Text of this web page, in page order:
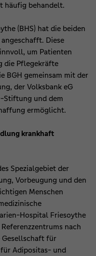
häufig behandelt.
(BHS) hat die beiden
Diese
um Patienten
die Pflegekräfte
BGH gemeinsam mit der
der Volksbank eG
Stiftung und dem
ermöglicht.
krankhaft
Spezialgebiet der
Vorbeugung und den
Menschen
Hospital Friesoythe
nach
Gesellschaft für
Adipositas- und